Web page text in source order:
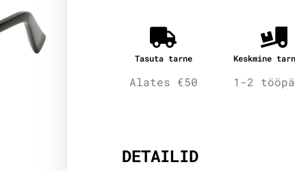
Tasuta tarne
Alates €50
Keskmine
1-2
DETAILID